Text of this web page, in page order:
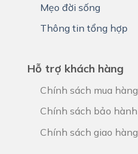
Mẹo đời sống
Thông tin tổng hợp
Hỗ trợ khách hàng
Chính sách mua hàng
Chính sách bảo hành
Chính sách giao hàng